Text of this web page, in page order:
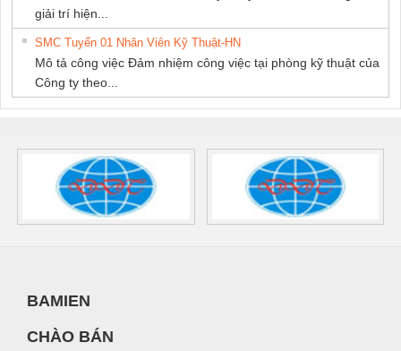
giải trí hiện...
SMC Tuyển 01 Nhân Viên Kỹ Thuật-HN
Mô tả công việc Đảm nhiệm công việc tại phòng kỹ thuật của
Công ty theo...
BAMIEN
CHÀO BÁN